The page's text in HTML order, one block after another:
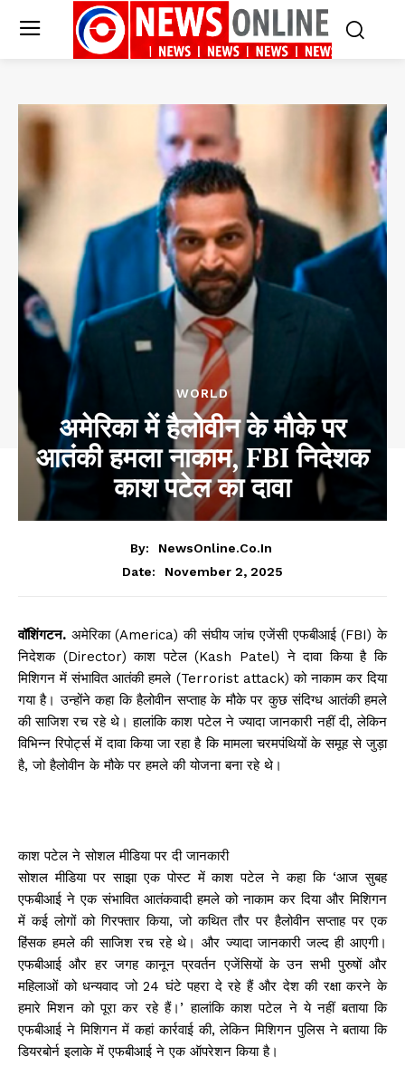
WORLD
अमेरिका में हैलोवीन के मौके पर
आतंकी हमला नाकाम, FBI निदेशक
काश पटेल का दावा
By:
NewsOnline.co.in
Date:
November 2, 2025
वॉशिंगटन. अमेरिका (America) की संघीय जांच एजेंसी एफबीआई (FBI) के
निदेशक (Director) काश पटेल (Kash Patel) ने दावा किया है कि
मिशिगन में संभावित आतंकी हमले (Terrorist attack) को नाकाम कर दिया
गया है। उन्होंने कहा कि हैलोवीन सप्ताह के मौके पर कुछ संदिग्ध आतंकी हमले
की साजिश रच रहे थे। हालांकि काश पटेल ने ज्यादा जानकारी नहीं दी, लेकिन
विभिन्न रिपोर्ट्स में दावा किया जा रहा है कि मामला चरमपंथियों के समूह से जुड़ा
है, जो हैलोवीन के मौके पर हमले की योजना बना रहे थे।
काश पटेल ने सोशल मीडिया पर दी जानकारी
सोशल मीडिया पर साझा एक पोस्ट में काश पटेल ने कहा कि ‘आज सुबह
एफबीआई ने एक संभावित आतंकवादी हमले को नाकाम कर दिया और मिशिगन
में कई लोगों को गिरफ्तार किया, जो कथित तौर पर हैलोवीन सप्ताह पर एक
हिंसक हमले की साजिश रच रहे थे। और ज्यादा जानकारी जल्द ही आएगी।
एफबीआई और हर जगह कानून प्रवर्तन एजेंसियों के उन सभी पुरुषों और
महिलाओं को धन्यवाद जो 24 घंटे पहरा दे रहे हैं और देश की रक्षा करने के
हमारे मिशन को पूरा कर रहे हैं।’ हालांकि काश पटेल ने ये नहीं बताया कि
एफबीआई ने मिशिगन में कहां कार्रवाई की, लेकिन मिशिगन पुलिस ने बताया कि
डियरबोर्न इलाके में एफबीआई ने एक ऑपरेशन किया है।